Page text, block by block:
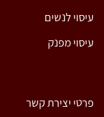
עיסוי לנשים
עיסוי מפנק
פרטי יצירת קשר